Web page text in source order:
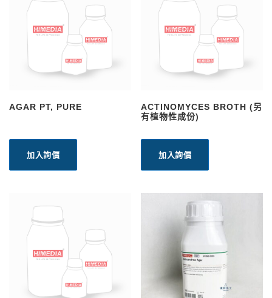
AGAR PT, PURE
加入詢價
ACTINOMYCES BROTH (另
有植物性成份)
加入詢價